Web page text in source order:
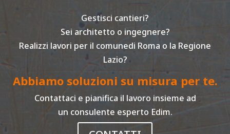
Gestisci cantieri?
Sei architetto o ingegnere?
Realizzi lavori per il comunedi Roma o la Regione
Lazio?
Abbiamo soluzioni su misura per te.
Contattaci e pianifica il lavoro insieme ad
un consulente esperto Edim.